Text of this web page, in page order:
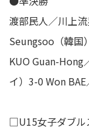
渡部民人／川上
Seungsoo（韓国）
KUO Guan-Hong
イ）3-0 Won BAE
□U15女子ダブ